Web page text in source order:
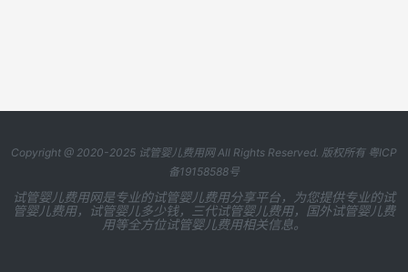
Copyright @ 2020-2025 试管婴儿费用网All Rights Reserved. 版权所有 粤ICP
备19158588号
试管婴儿费用网是专业的试管婴儿费用分享平台，为您提供专业的试
管婴儿费用，试管婴儿多少钱，三代试管婴儿费用，国外试管婴儿费
用等全方位试管婴儿费用相关信息。